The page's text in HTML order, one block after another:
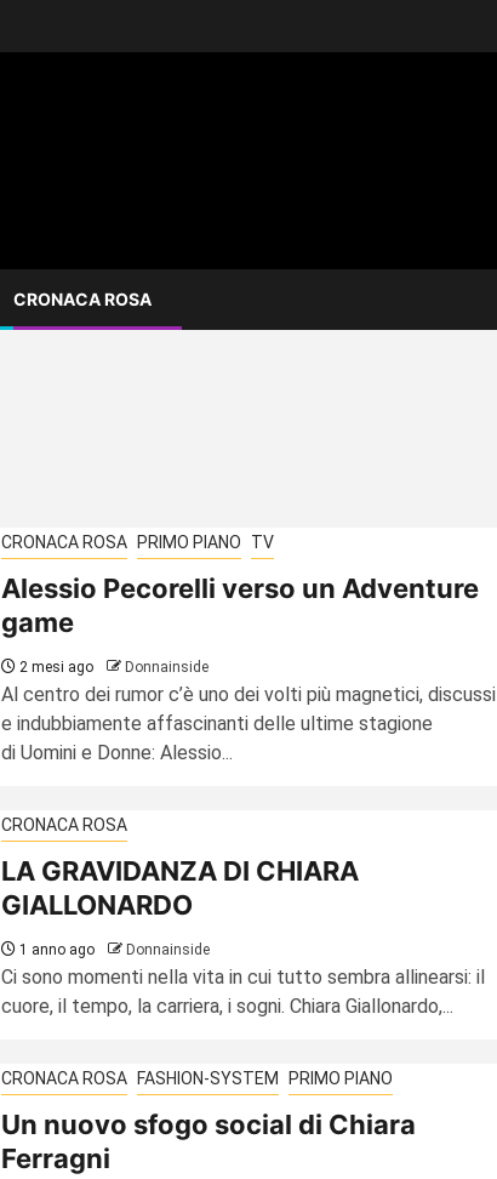
CRONACA ROSA
CRONACA ROSA PRIMO PIANO TV
Alessio Pecorelli verso un Adventure
game
2 mesi ago Donnainside
Al centro dei rumor c’è uno dei volti più magnetici, discussi
e indubbiamente affascinanti delle ultime stagione
di Uomini e Donne: Alessio...
CRONACA ROSA
LA GRAVIDANZA DI CHIARA
GIALLONARDO
1 anno ago Donnainside
Ci sono momenti nella vita in cui tutto sembra allinearsi: il
cuore, il tempo, la carriera, i sogni. Chiara Giallonardo,...
CRONACA ROSA FASHION-SYSTEM PRIMO PIANO
Un nuovo sfogo social di Chiara
Ferragni